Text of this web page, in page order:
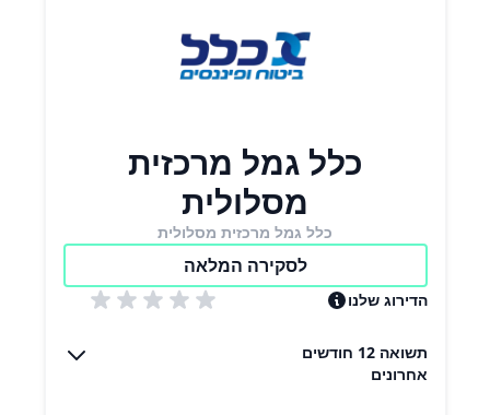
כלל גמל מרכזית
מסלולית
כלל גמל מרכזית מסלולית
לסקירה המלאה
הדירוג שלנו
תשואה 12 חודשים
אחרונים